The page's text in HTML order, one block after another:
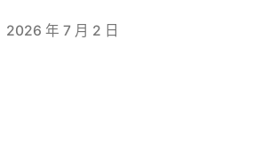
2026 年 7 月 2 日